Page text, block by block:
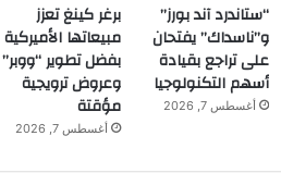
“ستاندرد آند بورز”
و”ناسداك” يفتحان
على تراجع بقيادة
أسهم التكنولوجيا
أغسطس 7, 2026
برغر كينغ تعزز
مبيعاتها الأميركية
بفضل تطوير “ووبر”
وعروض ترويجية
مؤقتة
أغسطس 7, 2026